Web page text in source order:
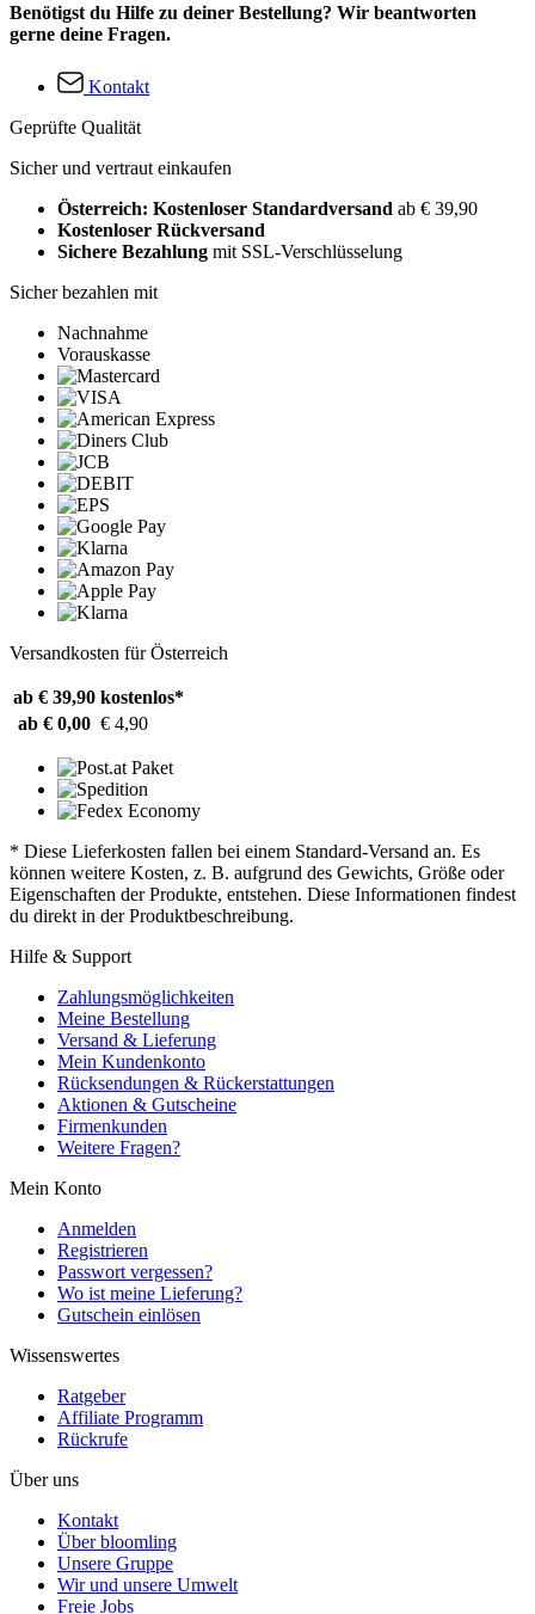
Benötigst du Hilfe zu deiner Bestellung? Wir beantworten
gerne deine Fragen.
Kontakt
Geprüfte Qualität
Sicher und vertraut einkaufen
Österreich: Kostenloser Standardversand ab € 39,90
Kostenloser Rückversand
Sichere Bezahlung mit SSL-Verschlüsselung
Sicher bezahlen mit
Nachnahme
Vorauskasse
Versandkosten für Österreich
ab € 39,90 kostenlos*
ab € 0,00 € 4,90
* Diese Lieferkosten fallen bei einem Standard-Versand an. Es
können weitere Kosten, z. B. aufgrund des Gewichts, Größe oder
Eigenschaften der Produkte, entstehen. Diese Informationen findest
du direkt in der Produktbeschreibung.
Hilfe & Support
Zahlungsmöglichkeiten
Meine Bestellung
Versand & Lieferung
Mein Kundenkonto
Rücksendungen & Rückerstattungen
Aktionen & Gutscheine
Firmenkunden
Weitere Fragen?
Mein Konto
Anmelden
Registrieren
Passwort vergessen?
Wo ist meine Lieferung?
Gutschein einlösen
Wissenswertes
Ratgeber
Affiliate Programm
Rückrufe
Über uns
Kontakt
Über bloomling
Unsere Gruppe
Wir und unsere Umwelt
Freie Jobs